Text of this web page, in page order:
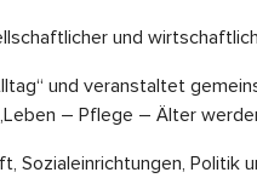
und
und veranstaltet
– Pflege – Älter
Sozialeinrichtungen, Politik